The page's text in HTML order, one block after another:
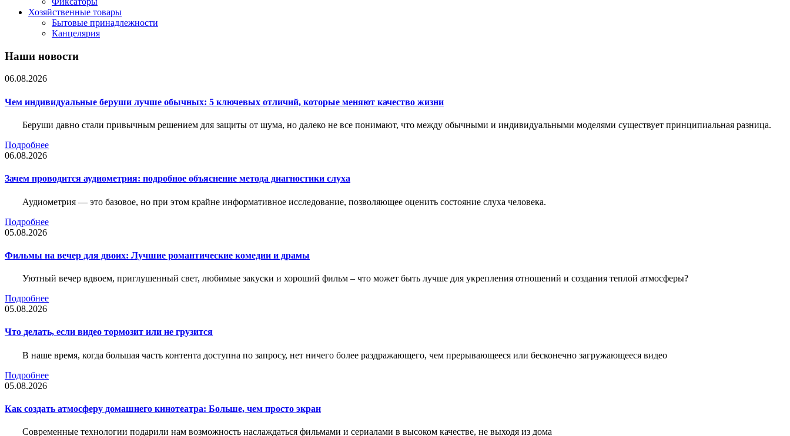
Хозяйственные товары
Бытовые принадлежности
Канцелярия
Наши новости
06.08.2026
Чем индивидуальные беруши лучше обычных: 5 ключевых отличий, которые меняют качество жизни
Беруши давно стали привычным решением для защиты от шума, но далеко не все понимают, что между обычными и индивидуальными моделями существует принципиальная разница.
Подробнее
06.08.2026
Зачем проводится аудиометрия: подробное объяснение метода диагностики слуха
Аудиометрия — это базовое, но при этом крайне информативное исследование, позволяющее оценить состояние слуха человека.
Подробнее
05.08.2026
Фильмы на вечер для двоих: Лучшие романтические комедии и драмы
Уютный вечер вдвоем, приглушенный свет, любимые закуски и хороший фильм – что может быть лучше для укрепления отношений и создания теплой атмосферы?
Подробнее
05.08.2026
Что делать, если видео тормозит или не грузится
В наше время, когда большая часть контента доступна по запросу, нет ничего более раздражающего, чем прерывающееся или бесконечно загружающееся видео
Подробнее
05.08.2026
Как создать атмосферу домашнего кинотеатра: Больше, чем просто экран
Современные технологии подарили нам возможность наслаждаться фильмами и сериалами в высоком качестве, не выходя из дома